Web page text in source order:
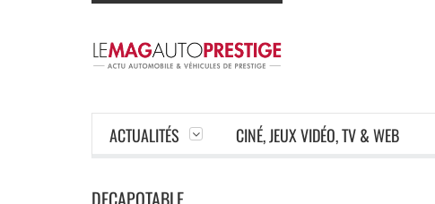
ACTUALITÉS CINÉ, JEUX VIDÉO, TV & WEB
DECAPOTABLE